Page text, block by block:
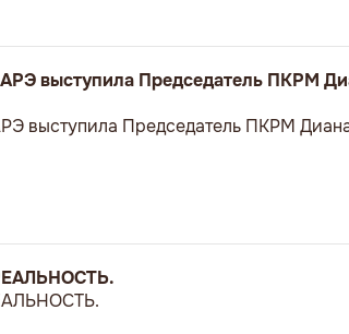
выступила Председатель ПКРМ
выступила Председатель ПКРМ